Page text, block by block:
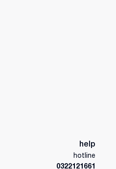
help
hotline
0322121661